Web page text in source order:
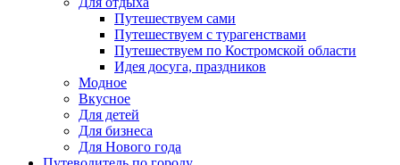
Путешествуем сами
Путешествуем с турагенствами
Путешествуем по Костромской области
Идея досуга, праздников
Модное
Вкусное
Для детей
Для бизнеса
Для Нового года